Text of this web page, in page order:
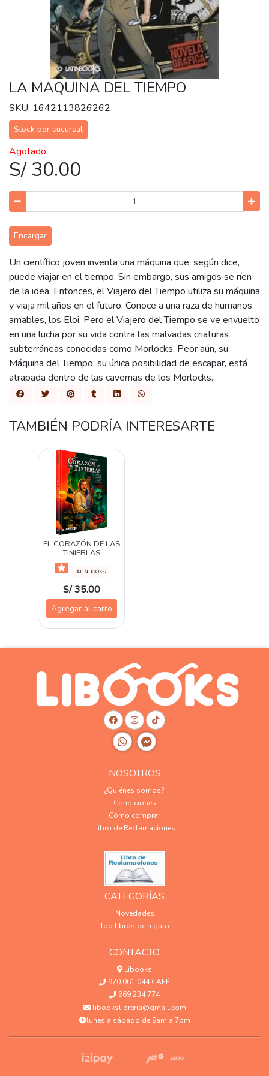
LA MAQUINA DEL TIEMPO
SKU: 1642113826262
Stock por sucursal
Agotado.
S/ 30.00
Encargar
Un científico joven inventa una máquina que, según dice,
puede viajar en el tiempo. Sin embargo, sus amigos se ríen
de la idea. Entonces, el Viajero del Tiempo utiliza su máquina
y viaja mil años en el futuro. Conoce a una raza de humanos
amables, los Eloi. Pero el Viajero del Tiempo se ve envuelto
en una lucha por su vida contra las malvadas criaturas
subterráneas conocidas como Morlocks. Peor aún, su
Máquina del Tiempo, su única posibilidad de escapar, está
atrapada dentro de las cavernas de los Morlocks.
TAMBIÉN PODRÍA INTERESARTE
EL CORAZÓN DE LAS
TINIEBLAS
LATINBOOKS
S/ 35.00
Agregar al carro
NOSOTROS
¿Quiénes somos?
Condiciones
Cómo comprar
Libro de Reclamaciones
CATEGORÍAS
Novedades
Top libros de regalo
CONTACTO
Libooks
970 061 044 CAFÉ
969 234 774
libookslibreria@gmail.com
lunes a sábado de 9am a 7pm